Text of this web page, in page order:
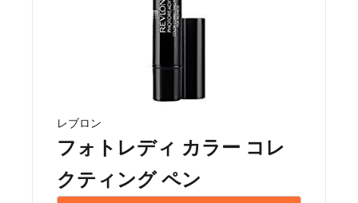
レブロン
フォトレディ カラー コレ
クティング ペン